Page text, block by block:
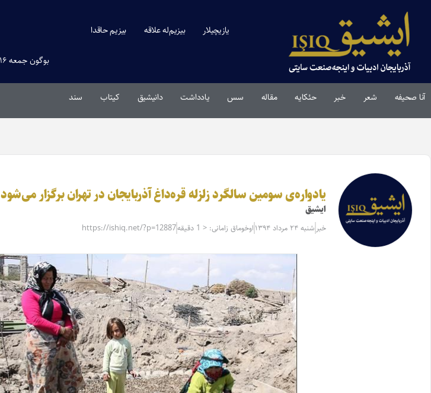
یازیچیلار بیزیم‌له علاقه بیزیم حاقدا
بوگون جمعه ۱۶ مرداد ۱۴۰۵
آنا صحیفه شعر خبر حئکایه مقاله‌ سس یادداشت دانیشیق کیتاب سند
یادواره‌ی سومین سالگرد زلزله قره‌داغ آذربایجان در تهران برگزار می‌شود
ایشیق
خبر شنبه ۲۴ مرداد ۱۳۹۴ اوخوماق زامانی: < 1 دقیقه https://ishiq.net/?p=12887